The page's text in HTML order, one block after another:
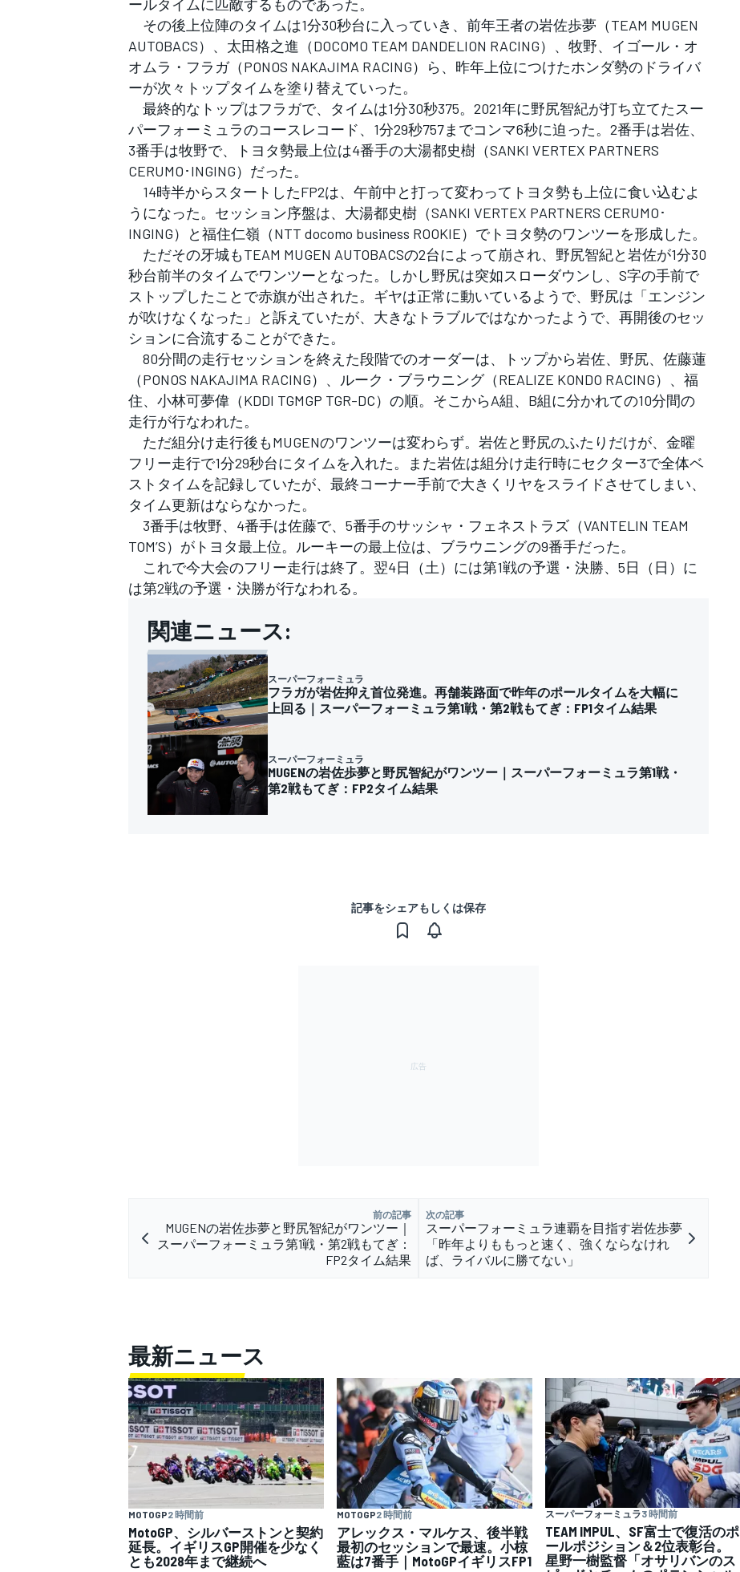
すべてのカテゴリー
ールタイムに匹敵するものであった。
その後上位陣のタイムは1分30秒台に入っていき、前年王者の岩佐歩夢（TEAM MUGEN
AUTOBACS）、太田格之進（DOCOMO TEAM DANDELION RACING）、牧野、イゴール・オ
オムラ・フラガ（PONOS NAKAJIMA RACING）ら、昨年上位につけたホンダ勢のドライバ
ーが次々トップタイムを塗り替えていった。
最終的なトップはフラガで、タイムは1分30秒375。2021年に野尻智紀が打ち立てたスー
パーフォーミュラのコースレコード、1分29秒757までコンマ6秒に迫った。2番手は岩佐、
3番手は牧野で、トヨタ勢最上位は4番手の大湯都史樹（SANKI VERTEX PARTNERS
CERUMO･INGING）だった。
14時半からスタートしたFP2は、午前中と打って変わってトヨタ勢も上位に食い込むよ
うになった。セッション序盤は、大湯都史樹（SANKI VERTEX PARTNERS CERUMO･
INGING）と福住仁嶺（NTT docomo business ROOKIE）でトヨタ勢のワンツーを形成した。
ただその牙城もTEAM MUGEN AUTOBACSの2台によって崩され、野尻智紀と岩佐が1分30
秒台前半のタイムでワンツーとなった。しかし野尻は突如スローダウンし、S字の手前で
ストップしたことで赤旗が出された。ギヤは正常に動いているようで、野尻は「エンジン
が吹けなくなった」と訴えていたが、大きなトラブルではなかったようで、再開後のセッ
ションに合流することができた。
80分間の走行セッションを終えた段階でのオーダーは、トップから岩佐、野尻、佐藤蓮
（PONOS NAKAJIMA RACING）、ルーク・ブラウニング（REALIZE KONDO RACING）、福
住、小林可夢偉（KDDI TGMGP TGR-DC）の順。そこからA組、B組に分かれての10分間の
走行が行なわれた。
ただ組分け走行後もMUGENのワンツーは変わらず。岩佐と野尻のふたりだけが、金曜
フリー走行で1分29秒台にタイムを入れた。また岩佐は組分け走行時にセクター3で全体ベ
ストタイムを記録していたが、最終コーナー手前で大きくリヤをスライドさせてしまい、
タイム更新はならなかった。
3番手は牧野、4番手は佐藤で、5番手のサッシャ・フェネストラズ（VANTELIN TEAM
TOM’S）がトヨタ最上位。ルーキーの最上位は、ブラウニングの9番手だった。
これで今大会のフリー走行は終了。翌4日（土）には第1戦の予選・決勝、5日（日）に
は第2戦の予選・決勝が行なわれる。
関連ニュース:
スーパーフォーミュラ
フラガが岩佐抑え首位発進。再舗装路面で昨年のポールタイムを大幅に
上回る｜スーパーフォーミュラ第1戦・第2戦もてぎ：FP1タイム結果
スーパーフォーミュラ
MUGENの岩佐歩夢と野尻智紀がワンツー｜スーパーフォーミュラ第1戦・
第2戦もてぎ：FP2タイム結果
記事をシェアもしくは保存
前の記事
MUGENの岩佐歩夢と野尻智紀がワンツー｜
スーパーフォーミュラ第1戦・第2戦もてぎ：
FP2タイム結果
次の記事
スーパーフォーミュラ連覇を目指す岩佐歩夢
「昨年よりももっと速く、強くならなけれ
ば、ライバルに勝てない」
最新ニュース
MOTOGP2 時間前
MotoGP、シルバーストンと契約
延長。イギリスGP開催を少なく
とも2028年まで継続へ
MOTOGP2 時間前
アレックス・マルケス、後半戦
最初のセッションで最速。小椋
藍は7番手｜MotoGPイギリスFP1
スーパーフォーミュラ3 時間前
TEAM IMPUL、SF富士で復活のポ
ールポジション＆2位表彰台。
星野一樹監督「オサリバンのス